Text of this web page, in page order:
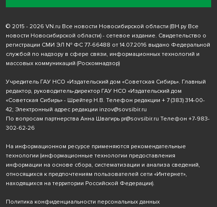
© 2015 - 2026 VN.ru Все новости Новосибирской области (ВН.ру Все
новости Новосибирской области) - сетевое издание. Свидетельство о
регистрации СМИ ЭЛ № ФС 77-66488 от 14.07.2016 выдано Федеральной
службой по надзору в сфере связи, информационных технологий и
массовых коммуникаций (Роскомнадзор)
Учредитель ГАУ НСО «Издательский дом «Советская Сибирь». Главный
редактор, руководитель-директор ГАУ НСО «Издательский дом
«Советская Сибирь» - Шрейтер Н.В. Телефон редакции + 7 (383) 314-00-
42; Электронный адрес редакции inzov@sovsibir.ru
По вопросам партнерства Анна Швагирь pr@sovsibir.ru Телефон +7-983-
302-62-26
На информационном ресурсе применяются рекомендательные
технологии (информационные технологии предоставления
информации на основе сбора, систематизации и анализа сведений,
относящихся к предпочтениям пользователей сети «Интернет»,
находящихся на территории Российской Федерации).
Политика конфиденциальности персональных данных